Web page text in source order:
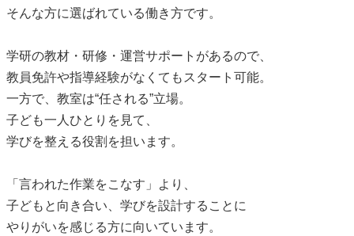
そんな方に選ばれている働き方です。
学研の教材・研修・運営サポートがあるので、
教員免許や指導経験がなくてもスタート可能。
一方で、教室は“任される”立場。
子ども一人ひとりを見て、
学びを整える役割を担います。
「言われた作業をこなす」より、
子どもと向き合い、学びを設計することに
やりがいを感じる方に向いています。